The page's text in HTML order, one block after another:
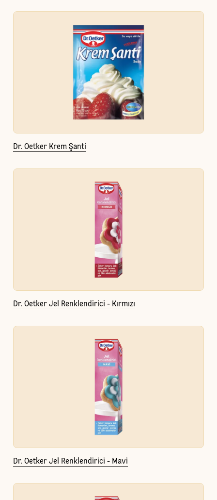
Dr. Oetker Krem Şanti
Dr. Oetker Jel Renklendirici - Kırmızı
Dr. Oetker Jel Renklendirici - Mavi